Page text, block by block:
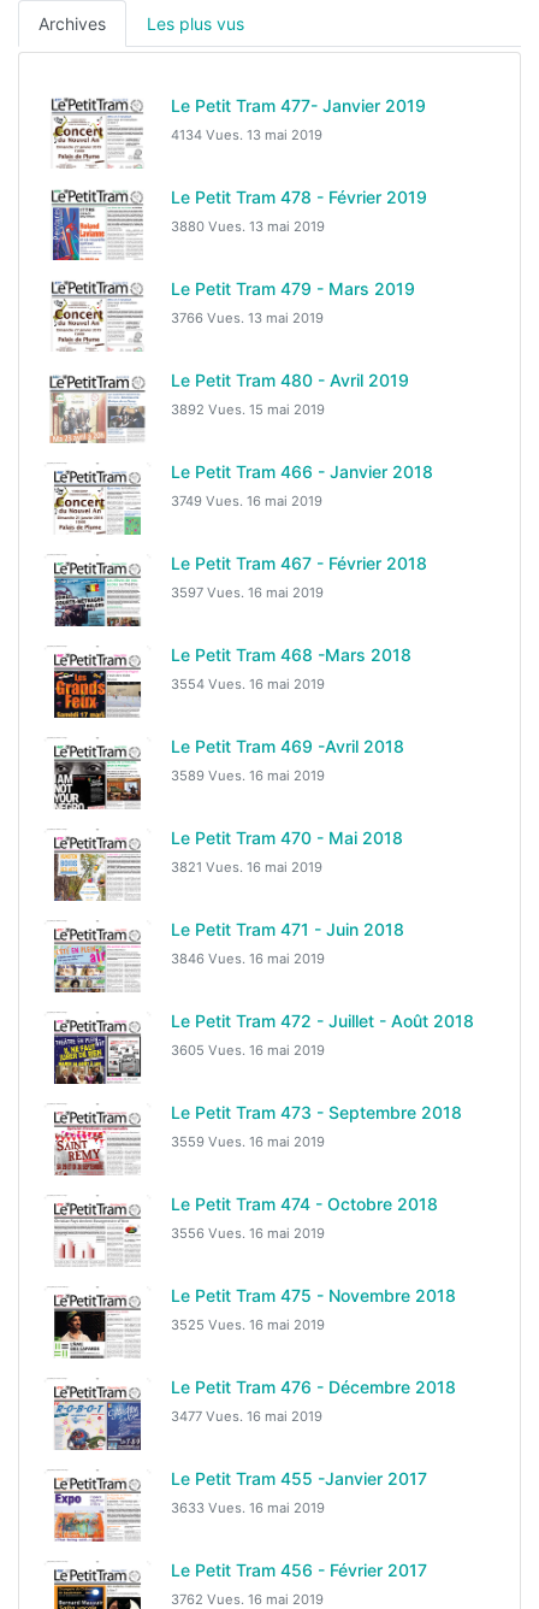
Archives Les plus vus
Le Petit Tram 477- Janvier 2019
4134 Vues. 13 mai 2019
Le Petit Tram 478 - Février 2019
3880 Vues. 13 mai 2019
Le Petit Tram 479 - Mars 2019
3766 Vues. 13 mai 2019
Le Petit Tram 480 - Avril 2019
3892 Vues. 15 mai 2019
Le Petit Tram 466 - Janvier 2018
3749 Vues. 16 mai 2019
Le Petit Tram 467 - Février 2018
3597 Vues. 16 mai 2019
Le Petit Tram 468 -Mars 2018
3554 Vues. 16 mai 2019
Le Petit Tram 469 -Avril 2018
3589 Vues. 16 mai 2019
Le Petit Tram 470 - Mai 2018
3821 Vues. 16 mai 2019
Le Petit Tram 471 - Juin 2018
3846 Vues. 16 mai 2019
Le Petit Tram 472 - Juillet - Août 2018
3605 Vues. 16 mai 2019
Le Petit Tram 473 - Septembre 2018
3559 Vues. 16 mai 2019
Le Petit Tram 474 - Octobre 2018
3556 Vues. 16 mai 2019
Le Petit Tram 475 - Novembre 2018
3525 Vues. 16 mai 2019
Le Petit Tram 476 - Décembre 2018
3477 Vues. 16 mai 2019
Le Petit Tram 455 -Janvier 2017
3633 Vues. 16 mai 2019
Le Petit Tram 456 - Février 2017
3762 Vues. 16 mai 2019